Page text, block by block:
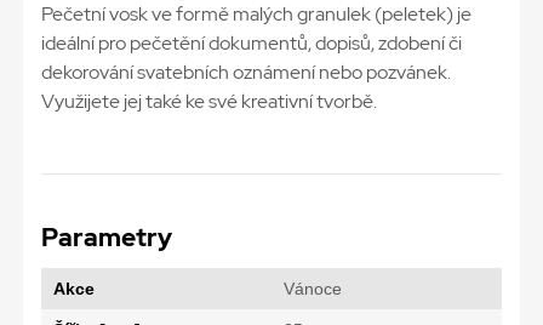
Pečetní vosk ve formě malých granulek (peletek) je
ideální pro pečetění dokumentů, dopisů, zdobení či
dekorování svatebních oznámení nebo pozvánek.
Využijete jej také ke své kreativní tvorbě.
Parametry
Akce Vánoce